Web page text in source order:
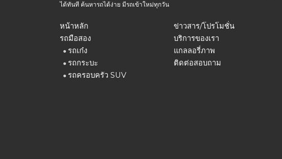
ได้ทันที ค้นหารถได้ง่าย มีรถเข้าใหม่ทุกวัน
หน้าหลัก
ข่าวสาร/โปรโมชั่น
รถมือสอง
● รถเก๋ง
● รถกระบะ
● รถครอบครัว SUV
บริการของเรา
แกลลอรี่ภาพ
ติดต่อสอบถาม